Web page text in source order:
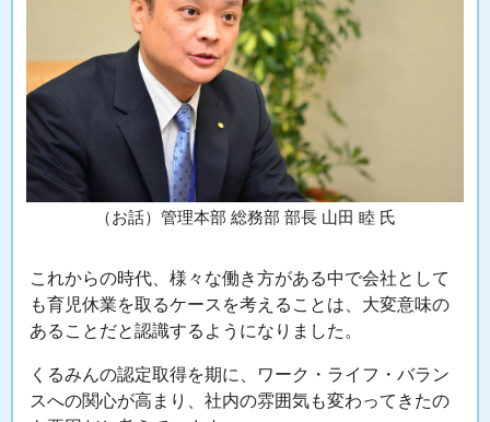
（お話）管理本部 総務部 部長 山田 睦 氏
これからの時代、様々な働き方がある中で会社として
も育児休業を取るケースを考えることは、大変意味の
あることだと認識するようになりました。
くるみんの認定取得を期に、ワーク・ライフ・バラン
スへの関心が高まり、社内の雰囲気も変わってきたの